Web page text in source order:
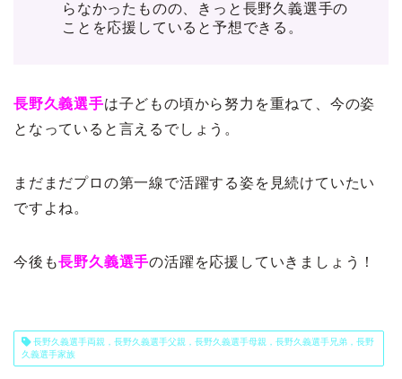
らなかったものの、きっと長野久義選手の
ことを応援していると予想できる。
長野久義選手は子どもの頃から努力を重ねて、今の姿
となっていると言えるでしょう。
まだまだプロの第一線で活躍する姿を見続けていたい
ですよね。
今後も長野久義選手の活躍を応援していきましょう！
長野久義選手両親，長野久義選手父親，長野久義選手母親，長野久義選手兄弟，長野
久義選手家族